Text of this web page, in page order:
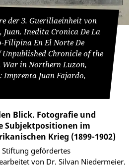
der 3. Guerillaeinheit von
Inedita Cronica De La
Filipina En El Norte De
Unpublished Chronicle of the
in Northern Luzon,
Imprenta Juan Fajardo,
Blick. Fotografie und
Subjektpositionen im
Krieg (1899-1902)
Stiftung gefördertes
von Dr. Silvan Niedermeier.